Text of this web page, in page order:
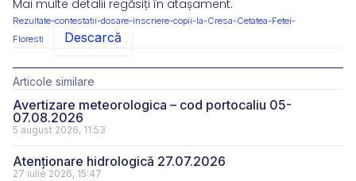
Mai multe detalii regăsiți în atașament.
Rezultate-contestatii-dosare-inscriere-copii-la-Cresa-Cetatea-Fetei-
Floresti
Descarcă
Articole similare
Avertizare meteorologica – cod portocaliu 05-
07.08.2026
5 august 2026, 11:53
Atenționare hidrologică 27.07.2026
27 iulie 2026, 15:47